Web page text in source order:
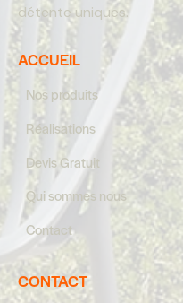
détente uniques.
ACCUEIL
Nos produits
Réalisations
Devis Gratuit
Qui sommes nous
Contact
CONTACT